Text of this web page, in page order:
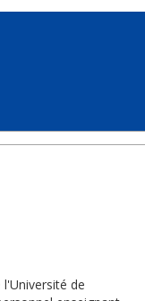
l'Université de